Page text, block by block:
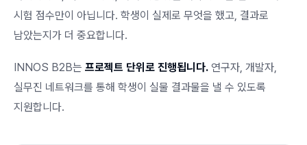
시험 점수만이 아닙니다. 학생이 실제로 무엇을 했고, 결과로
남았는지가 더 중요합니다.
INNOS B2B는 프로젝트 단위로 진행됩니다. 연구자, 개발자,
실무진 네트워크를 통해 학생이 실물 결과물을 낼 수 있도록
지원합니다.